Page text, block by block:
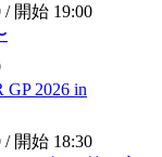
/ 開始 19:00
GP 2026 in
/ 開始 18:30